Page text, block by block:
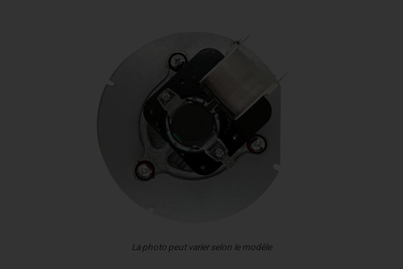
La photo peut varier selon le modèle